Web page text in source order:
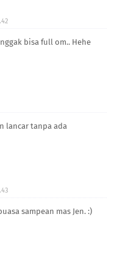
bisa full om.. Hehe
lancar tanpa ada
sampean mas Jen. :)